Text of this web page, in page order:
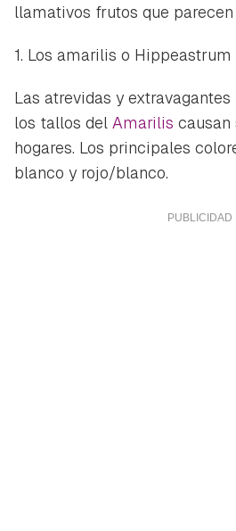
llamativos frutos que
1. Los amarilis o Hippeastrum
Las atrevidas y
los tallos del Amarilis causan
hogares. Los principales
blanco y rojo/blanco.